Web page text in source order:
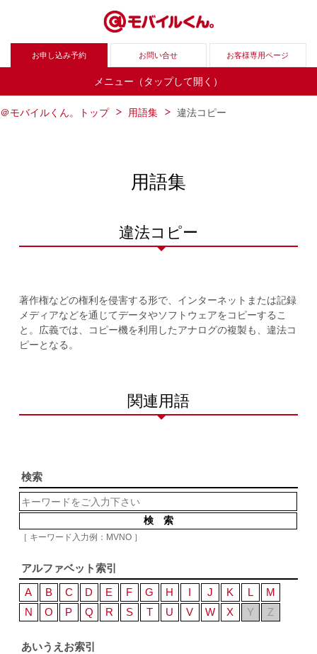
お申し込み予約 お問い合せ お客様専用ページ
メニュー（タップして開く）
＠モバイルくん。トップ 用語集 違法コピー
用語集
違法コピー
著作権などの権利を侵害する形で、インターネットまたは記録
メディアなどを通じてデータやソフトウェアをコピーするこ
と。広義では、コピー機を利用したアナログの複製も、違法コ
ピーとなる。
関連用語
検索
［ キーワード入力例：MVNO ］
アルファベット索引
A
B C D E F G H I J K L
M
N
O P Q R S T U V W X Y Z
あいうえお索引